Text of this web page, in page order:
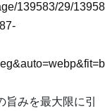
139583/29/
旨みを最大限に引